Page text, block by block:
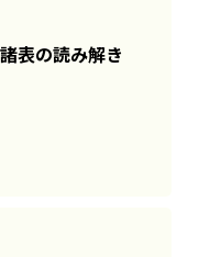
表の読み解き